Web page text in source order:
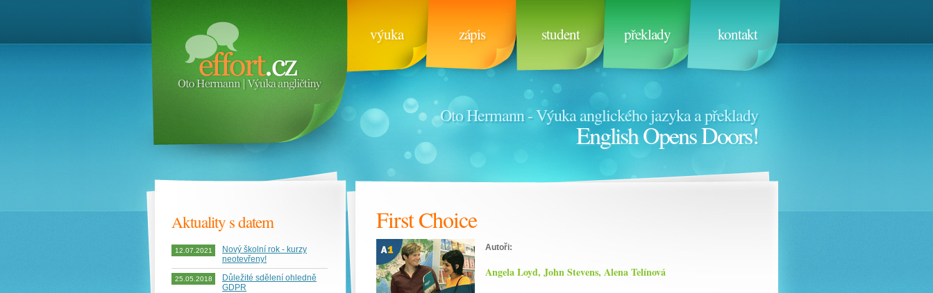
výuka zápis student překlady kontakt
Oto Hermann - Výuka anglického jazyka a překlady
English Opens Doors!
First Choice
Autoři:
Angela Loyd, John Stevens, Alena Telínová
Aktuality s datem
12.07.2021
Nový školní rok - kurzy
neotevřeny!
25.05.2018
Důležité sdělení ohledně
GDPR